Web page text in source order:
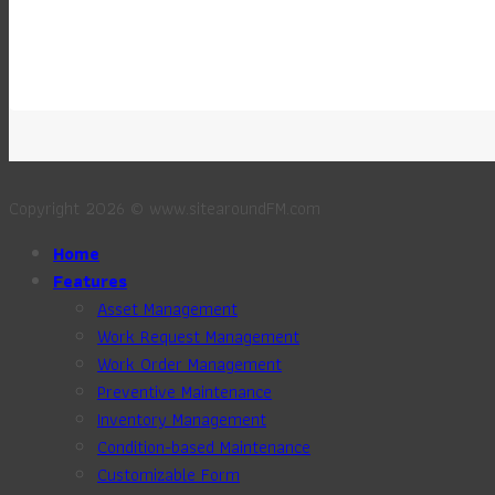
Copyright 2026 © www.sitearoundFM.com
Home
Features
Asset Management
Work Request Management
Work Order Management
Preventive Maintenance
Inventory Management
Condition-based Maintenance
Customizable Form